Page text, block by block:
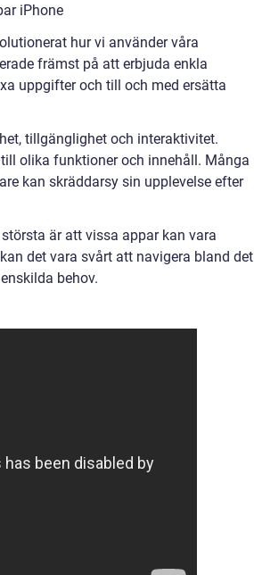
iPhone
hur vi använder våra
främst på att erbjuda enkla
uppgifter och till och med ersätta
tillgänglighet och interaktivitet.
olika funktioner och innehåll. Många
kan skräddarsy sin upplevelse efter
är att vissa appar kan vara
det vara svårt att navigera bland det
behov.